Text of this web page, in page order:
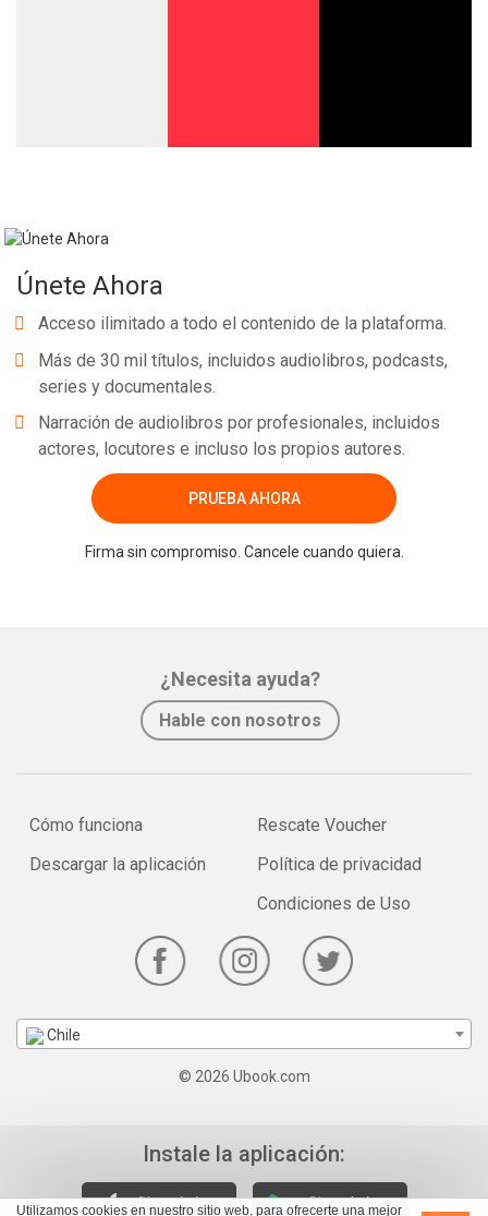
Utilizamos cookies en nuestro sitio web, para ofrecerte una mejor
Únete Ahora
Acceso ilimitado a todo el contenido de la plataforma.
Más de 30 mil títulos, incluidos audiolibros, podcasts,
series y documentales.
Narración de audiolibros por profesionales, incluidos
actores, locutores e incluso los propios autores.
PRUEBA AHORA
Firma sin compromiso. Cancele cuando quiera.
¿Necesita ayuda?
Hable con nosotros
Cómo funciona
Descargar la aplicación
Rescate Voucher
Política de privacidad
Condiciones de Uso
Chile
© 2026 Ubook.com
Instale la aplicación: